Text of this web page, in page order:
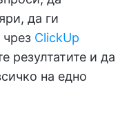
да ги
ClickUp
резултатите и да
на едно